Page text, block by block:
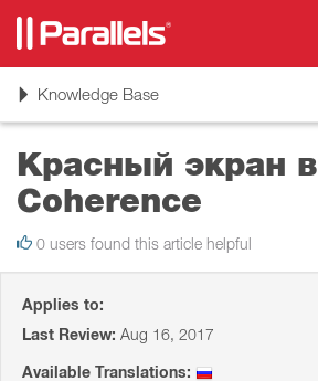
ToggleKnowledge Base
Красный экран в
Coherence
0 users found this article helpful
Applies to:
Last Review: Aug 16, 2017
Available Translations: